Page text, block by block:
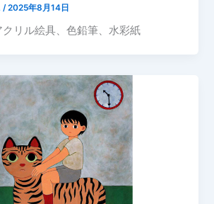
/2025年8月14日
リル絵具、色鉛筆、水彩紙